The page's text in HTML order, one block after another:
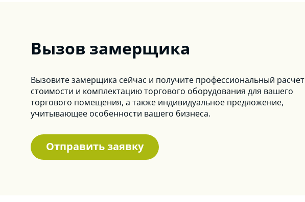
Вызов замерщика
Вызовите замерщика сейчас и получите профессиональный расчет
стоимости и комплектацию торгового оборудования для вашего
торгового помещения, а также индивидуальное предложение,
учитывающее особенности вашего бизнеса.
Отправить заявку